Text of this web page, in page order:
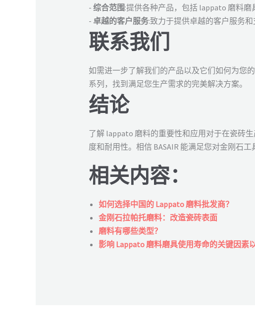
- 综合范围:提供各种产品，包括 lappato 磨料磨
- 卓越的客户服务:致力于提供卓越的客户服务和
联系我们
如需进一步了解我们的产品以及它们如何为您
系列，找到满足您生产需求的完美解决方案。
结论
了解 lappato 磨料的重要性和应用对于在瓷砖
度和耐用性。相信 BASAIR 能满足您对金刚石
相关内容：
如何选择中国的 Lappato 磨料批发商？
金刚石拉帕托磨料：改造瓷砖表面
磨料有哪些类型？
影响 Lappato 磨料磨具使用寿命的关键因